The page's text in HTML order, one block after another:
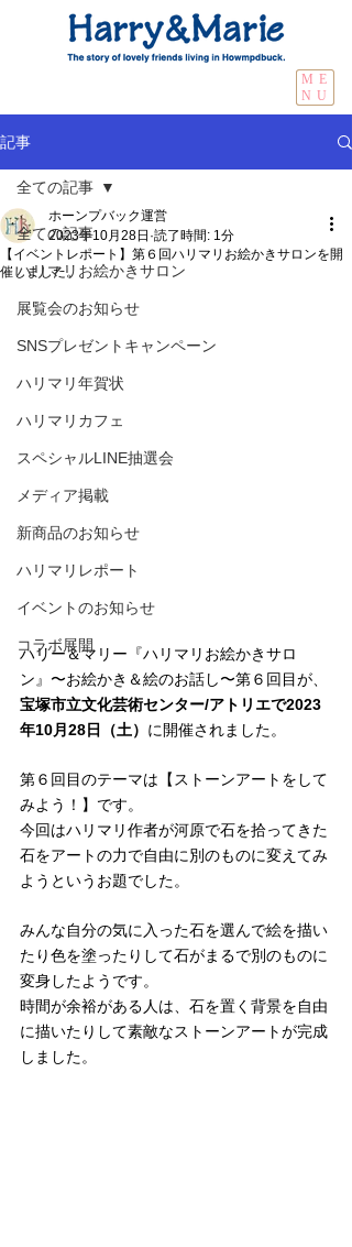
ME
NU
記事
全ての記事
ハリマリお絵かきサロン
展覧会のお知らせ
SNSプレゼントキャンペーン
ハリマリ年賀状
ハリマリカフェ
スペシャルLINE抽選会
メディア掲載
新商品のお知らせ
ハリマリレポート
イベントのお知らせ
コラボ展開
全ての記事
【イベントレポート】第６回ハリマリお絵かきサロンを開
催しました。
ホーンプバック運営
2023年10月28日 読了時間: 1分
ハリー＆マリー『ハリマリお絵かきサロ
ン』〜お絵かき＆絵のお話し〜第６回目が、
宝塚市立文化芸術センター/アトリエで2023
年10月28日（土） に開催されました。
第６回目のテーマは【ストーンアートをして
みよう！】です。
今回はハリマリ作者が河原で石を拾ってきた
石をアートの力で自由に別のものに変えてみ
ようというお題でした。
みんな自分の気に入った石を選んで絵を描い
たり色を塗ったりして石がまるで別のものに
変身したようです。
時間が余裕がある人は、石を置く背景を自由
に描いたりして素敵なストーンアートが完成
しました。